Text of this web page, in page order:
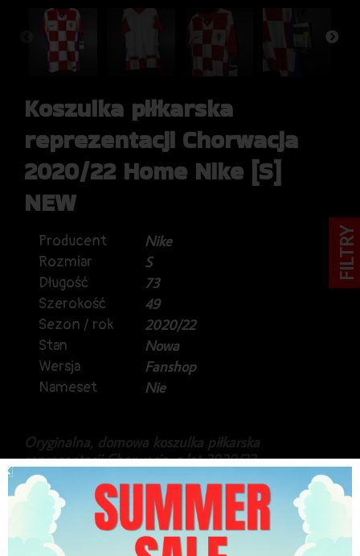
Koszulka piłkarska
reprezentacji Chorwacja
2020/22 Home Nike [S]
NEW
Producent
Nike
Rozmiar
S
Długość
73
Szerokość
49
Sezon / rok
2020/22
Stan
Nowa
Wersja
Fanshop
Nameset
Nie
Oryginalna, domowa koszulka piłkarska
reprezentacji Chorwacja, z lat 2020/22.
Produkt marki Nike, zachowany z kompletem
metek producenta.
Stan idealny.
FILTRY